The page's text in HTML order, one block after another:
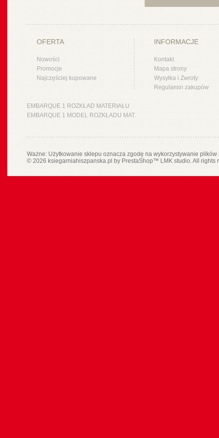
OFERTA
Nowości
Promocje
Najczęściej kupowane
INFORMACJE
Kontakt
Mapa strony
Wysyłka i Zwroty
Regulamin zakupów
EMBARQUE 1 ROZKŁAD MATERIAŁU
EMBARQUE 1 MODEL ROZKŁADU MAT.
Ważne: Użytkowanie sklepu oznacza zgodę na wykorzystywanie
© 2026 ksiegarniahiszpanska.pl by PrestaShop™ LMK studio. All rights